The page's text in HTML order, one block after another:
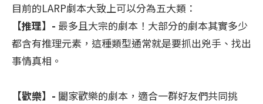
目前的LARP劇本大致上可以分為五大類：
【推理】- 最多且大宗的劇本！大部分的劇本其實多少
都含有推理元素，這種類型通常就是要抓出兇手、找出
事情真相。
【歡樂】- 闔家歡樂的劇本，適合一群好友們共同挑